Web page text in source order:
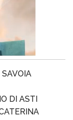
DI ASTI